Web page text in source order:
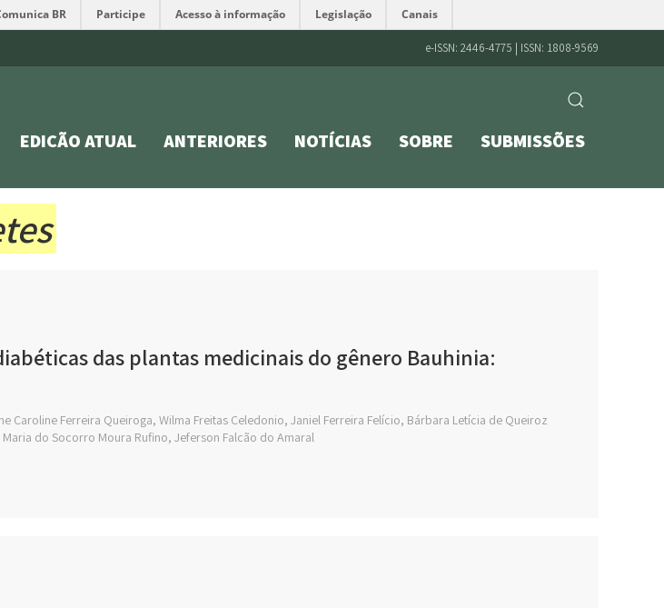
BR Participe Acesso à informação Legislação Canais
e-ISSN: 2446-4775 | ISSN: 1808-9569
EDIÇÃO ATUAL ANTERIORES NOTÍCIAS SOBRE SUBMISSÕES
das plantas medicinais do gênero Bauhinia:
Caroline Ferreira Queiroga, Wilma Freitas Celedonio, Janiel Ferreira Felício, Bárbara Letícia de Queiroz
Maria do Socorro Moura Rufino, Jeferson Falcão do Amaral